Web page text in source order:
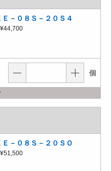
－０８Ｓ－２０Ｓ４
¥44,700
個
－０８Ｓ－２０ＳＯ
¥51,500